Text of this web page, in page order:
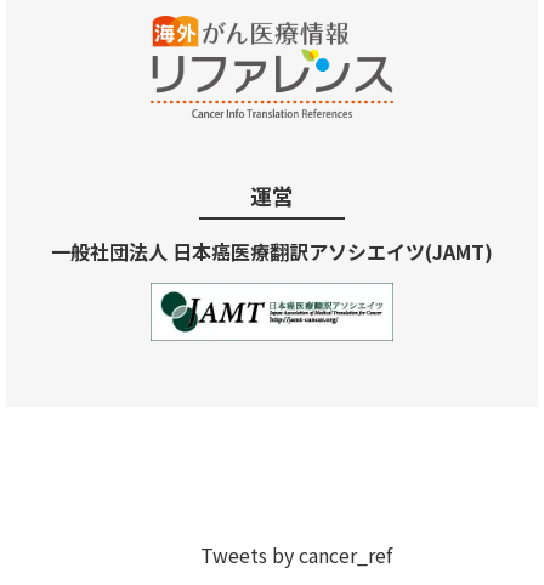
運営
一般社団法人 日本癌医療翻訳アソシエイツ(JAMT)
Tweets by cancer_ref